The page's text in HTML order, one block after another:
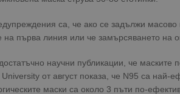
са, че ако се задължи
на първа линия или че замърсяването на
научни публикации, че маските
от август показа, че N95 са най-
маски са около 3 пъти по-